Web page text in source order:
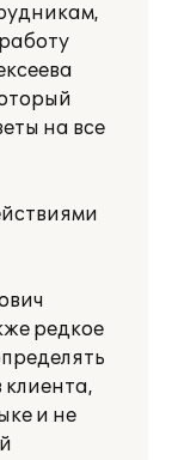
на все
редкое
клиента,
и не